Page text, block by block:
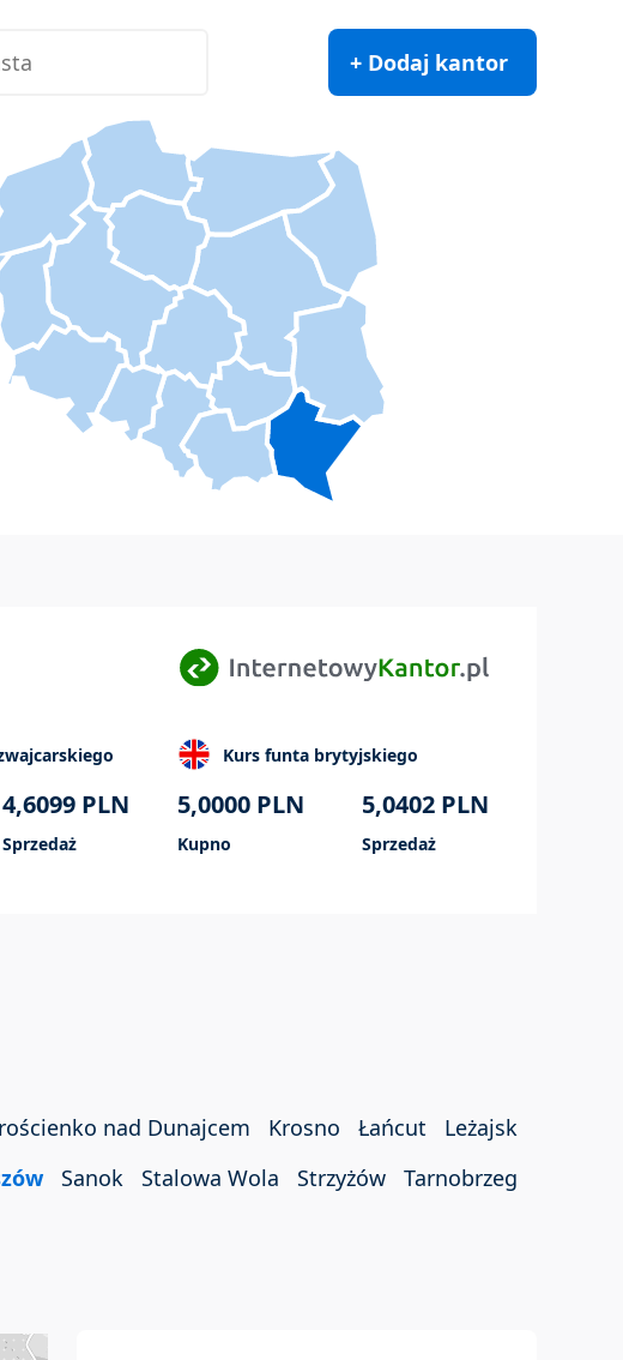
+ Dodaj kantor
4,6099 PLN
Sprzedaż
Kurs funta brytyjskiego
5,0000 PLN
Kupno
5,0402 PLN
Sprzedaż
nad Dunajcem Krosno Łańcut
Leżajsk
Sanok Stalowa Wola Strzyżów Tarnobrzeg